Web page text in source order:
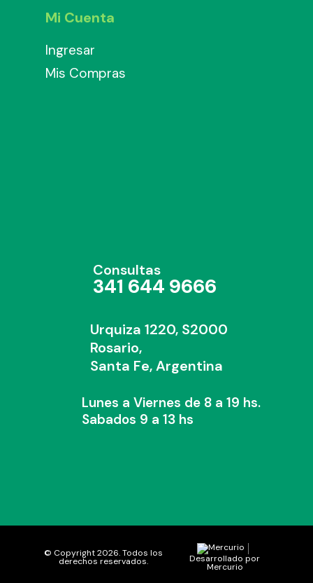
Mi Cuenta
Ingresar
Mis Compras
Consultas
341 644 9666
Urquiza 1220, S2000
Rosario,
Santa Fe, Argentina
Lunes a Viernes de 8 a 19 hs.
Sabados 9 a 13 hs
© Copyright 2026. Todos los
derechos reservados. Desarrollado por
Mercurio